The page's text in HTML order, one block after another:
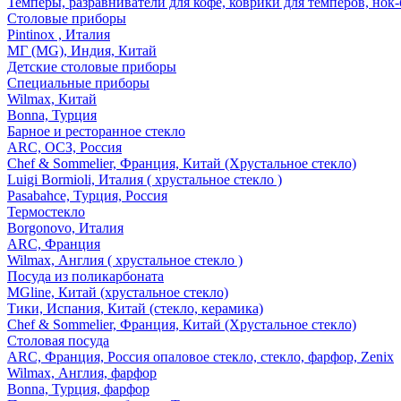
Столовые приборы
Pintinox , Италия
МГ (MG), Индия, Китай
Детские столовые приборы
Специальные приборы
Wilmax, Китай
Bonna, Турция
Барное и ресторанное стекло
ARC, ОСЗ, Россия
Chef & Sommelier, Франция, Китай (Хрустальное стекло)
Luigi Bormioli, Италия ( хрустальное стекло )
Pasabahce, Турция, Россия
Термостекло
Borgonovo, Италия
ARC, Франция
Wilmax, Англия ( хрустальное стекло )
Посуда из поликарбоната
MGline, Китай (хрустальное стекло)
Тики, Испания, Китай (стекло, керамика)
Chef & Sommelier, Франция, Китай (Хрустальное стекло)
Столовая посуда
ARC, Франция, Россия опаловое стекло, стекло, фарфор, Zenix
Wilmax, Англия, фарфор
Bonna, Турция, фарфор